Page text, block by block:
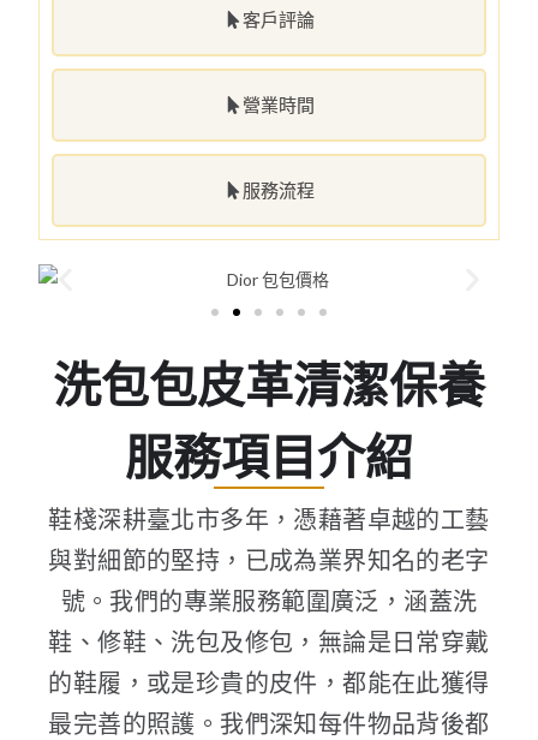
客戶評論
營業時間
服務流程
洗包包皮革清潔保養
服務項目介紹
鞋棧深耕臺北市多年，憑藉著卓越的工藝
與對細節的堅持，已成為業界知名的老字
號。我們的專業服務範圍廣泛，涵蓋洗
鞋、修鞋、洗包及修包，無論是日常穿戴
的鞋履，或是珍貴的皮件，都能在此獲得
最完善的照護。我們深知每件物品背後都